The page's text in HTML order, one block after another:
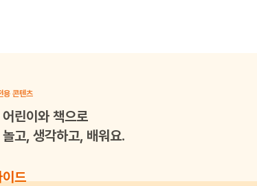
용 콘텐츠
어린이와 책으로
고, 생각하고, 배워요.
드